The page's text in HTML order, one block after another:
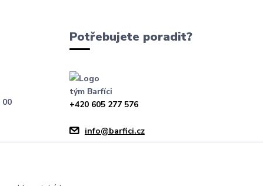
Potřebujete poradit?
tým Barfíci
+420 605 277 576
info@barfici.cz